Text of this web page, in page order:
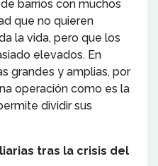
barrios con muchos
que no quieren
la vida, pero que los
elevados. En
grandes y amplias, por
operación como es la
dividir sus
tras la crisis del